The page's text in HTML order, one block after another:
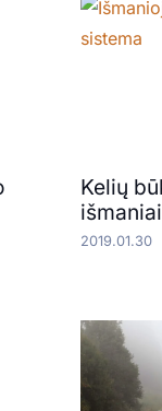
Kelių
išmaniai
2019.01.30